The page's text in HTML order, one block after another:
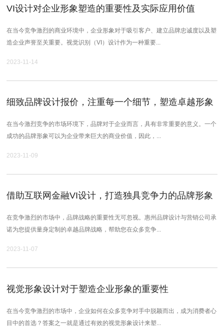
VI设计对企业形象塑造的重要性及实际应用价值
在当今竞争激烈的商业环境中，企业形象对于吸引客户、建立品牌忠诚度以及塑
造企业声誉至关重要。视觉识别（VI）设计作为一种重要...
2023-11-14
细致品牌设计报价，注重每一个细节，塑造卓越形象
在当今激烈竞争的市场环境下，品牌对于企业而言，具有非常重要的意义。一个
成功的品牌形象可以为企业带来巨大的商业价值，因此，...
2023-11-09
借助互联网金融VI设计，打造独具竞争力的品牌形象
在竞争激烈的市场中，品牌战略的重要性无可忽视。惠州品牌设计与营销公司承
诺为您提供量身定制的卓越品牌战略，帮助您在众多竞争...
2023-11-07
视觉形象设计对于塑造企业形象的重要性
在当今竞争激烈的市场中，企业如何在众多竞争对手中脱颖而出，成为消费者心
目中的首选？答案之一就是通过有效的视觉形象设计来塑...